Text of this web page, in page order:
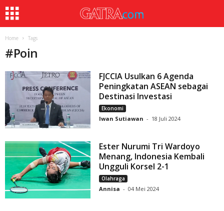
Home Tags
#Poin
FJCCIA Usulkan 6 Agenda
Peningkatan ASEAN sebagai
Destinasi Investasi
Ekonomi
Iwan Sutiawan - 18 Juli 2024
Ester Nurumi Tri Wardoyo
Menang, Indonesia Kembali
Ungguli Korsel 2-1
Olahraga
Annisa - 04 Mei 2024